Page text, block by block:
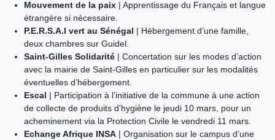
Mouvement de la paix| Apprentissage du Français et langue
étrangère si nécessaire.
P.E.R.S.A.I vert au Sénégal | Hébergement d’une famille,
deux chambres sur Guidel.
Saint-Gilles Solidarité| Concertation sur les modes d’action
avec la mairie de Saint-Gilles en particulier sur les modalités
éventuelles d’hébergement.
Escal | Participation à l’initiative de la commune à une action
de collecte de produits d’hygiène le jeudi 10 mars, pour un
acheminement via la Protection Civile le vendredi 11 mars.
Echange Afrique INSA| Organisation sur le campus d’une